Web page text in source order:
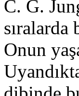
C. G.
sıralarda
Onun